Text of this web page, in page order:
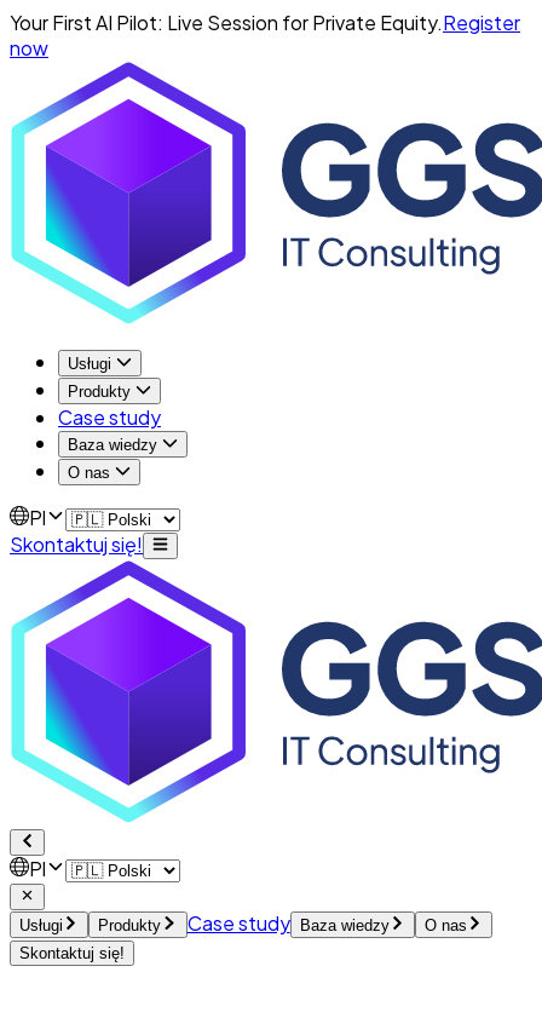
Your First AI Pilot: Live Session for Private Equity.Register
now
Usługi
Produkty
Case study
Baza wiedzy
O nas
Pl
Skontaktuj się!
Pl
Usługi Produkty Case study Baza wiedzy
O nas
Skontaktuj się!